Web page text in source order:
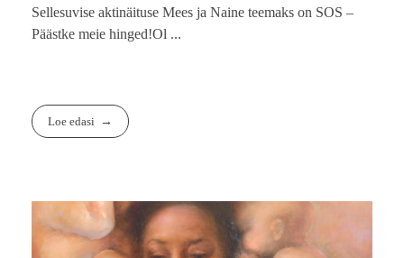
Sellesuvise aktinäituse Mees ja Naine teemaks on SOS –
Päästke meie hinged!Ol ...
Loe edasi